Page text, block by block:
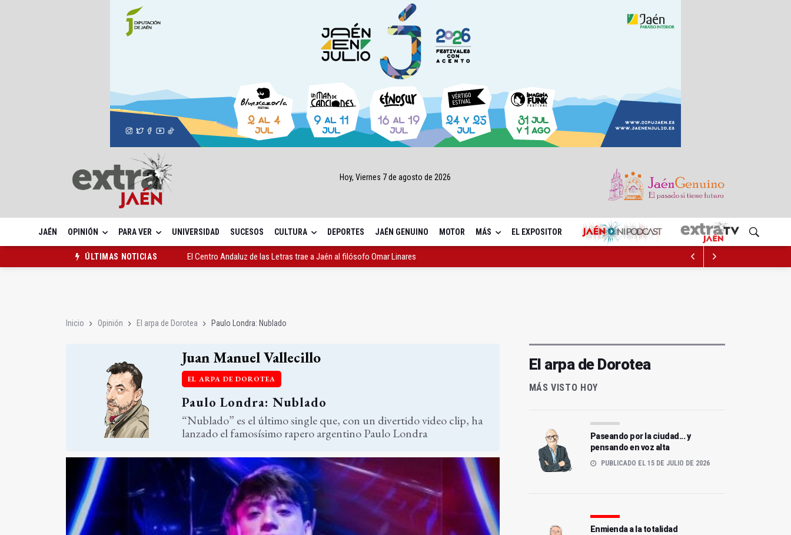
Hoy, Viernes 7 de agosto de 2026
JAÉN OPINIÓN PARA VER UNIVERSIDAD SUCESOS CULTURA DEPORTES JAÉN GENUINO MOTOR MÁS EL EXPOSITOR
ÚLTIMAS NOTICIAS
El Centro Andaluz de las Letras trae a Jaén al filósofo Omar Linares
Inicio Opinión El arpa de Dorotea Paulo Londra: Nublado
Juan Manuel Vallecillo
EL ARPA DE DOROTEA
Paulo Londra: Nublado
“Nublado” es el último single que, con un divertido video clip, ha
lanzado el famosísimo rapero argentino Paulo Londra
El arpa de Dorotea
MÁS VISTO HOY
Paseando por la ciudad... y
pensando en voz alta
PUBLICADO EL 15 DE JULIO DE 2026
Enmienda a la totalidad